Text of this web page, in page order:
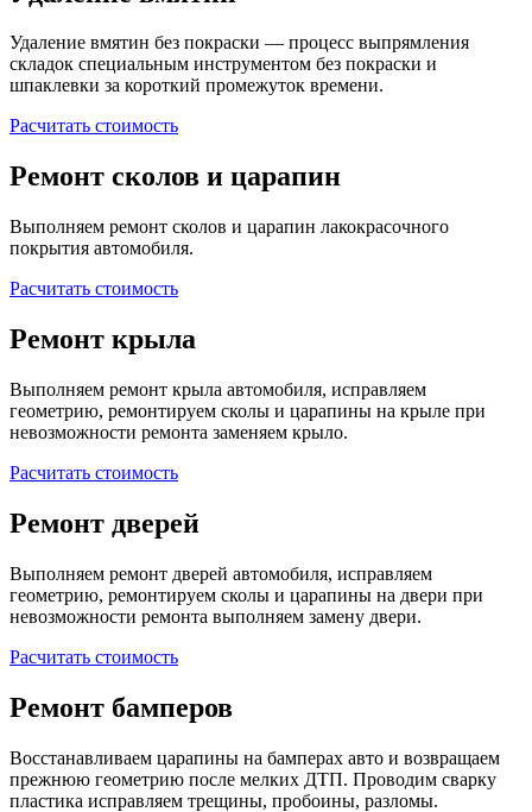
Удаление вмятин без покраски — процесс выпрямления
складок специальным инструментом без покраски и
шпаклевки за короткий промежуток времени.
Расчитать стоимость
Ремонт сколов и царапин
Выполняем ремонт сколов и царапин лакокрасочного
покрытия автомобиля.
Расчитать стоимость
Ремонт крыла
Выполняем ремонт крыла автомобиля, исправляем
геометрию, ремонтируем сколы и царапины на крыле при
невозможности ремонта заменяем крыло.
Расчитать стоимость
Ремонт дверей
Выполняем ремонт дверей автомобиля, исправляем
геометрию, ремонтируем сколы и царапины на двери при
невозможности ремонта выполняем замену двери.
Расчитать стоимость
Ремонт бамперов
Восстанавливаем царапины на бамперах авто и возвращаем
прежнюю геометрию после мелких ДТП. Проводим сварку
пластика исправляем трещины, пробоины, разломы.